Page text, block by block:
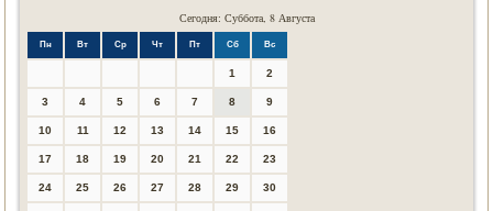
Сегодня: Суббота, 8 Августа
Пн Вт Ср Чт Пт Сб Вс
1 2
3 4 5 6 7 8 9
10 11 12 13 14 15 16
17 18 19 20 21 22 23
24 25 26 27 28 29 30